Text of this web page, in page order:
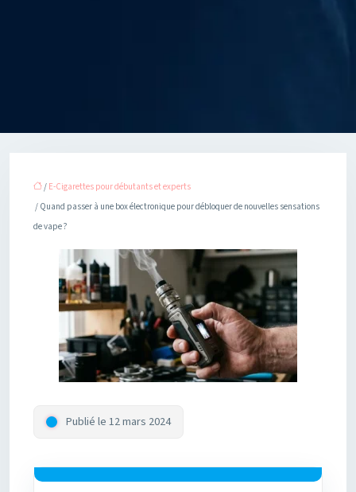
/ E-Cigarettes pour débutants et experts
/ Quand passer à une box électronique pour débloquer de nouvelles sensations
de vape ?
Publié le 12 mars 2024